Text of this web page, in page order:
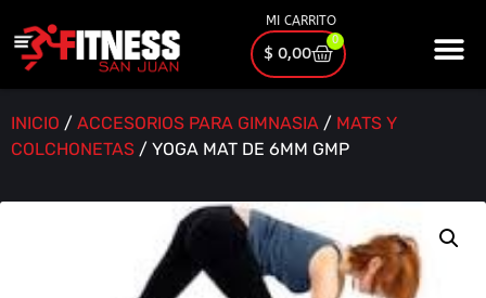
MI CARRITO
$ 0,00
0
INICIO / ACCESORIOS PARA GIMNASIA / MATS Y
COLCHONETAS / YOGA MAT DE 6MM GMP